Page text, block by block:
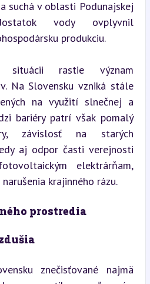
suchá v oblasti Podunajskej
vody ovplyvnil
produkciu.
rastie význam
Na Slovensku vzniká stále
na využití slnečnej a
bariéry patrí však pomalý
závislosť na starých
aj odpor časti verejnosti
elektrárňam,
krajinného rázu.
prostredia
znečisťované najmä